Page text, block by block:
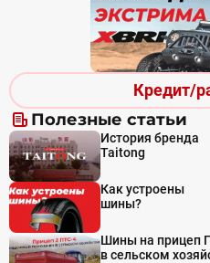
Кредит/
Полезные статьи
История бренда
Taitong
Как устроены
шины?
Шины на прицеп
в сельском